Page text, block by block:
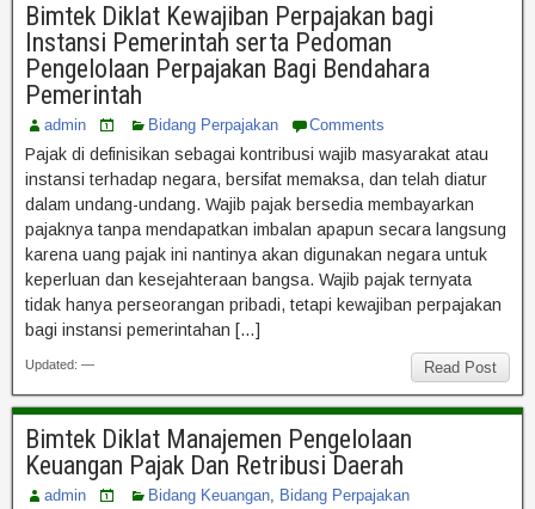
Bimtek Diklat Kewajiban Perpajakan bagi
Instansi Pemerintah serta Pedoman
Pengelolaan Perpajakan Bagi Bendahara
Pemerintah
admin Bidang Perpajakan Comments
Pajak di definisikan sebagai kontribusi wajib masyarakat atau
instansi terhadap negara, bersifat memaksa, dan telah diatur
dalam undang-undang. Wajib pajak bersedia membayarkan
pajaknya tanpa mendapatkan imbalan apapun secara langsung
karena uang pajak ini nantinya akan digunakan negara untuk
keperluan dan kesejahteraan bangsa. Wajib pajak ternyata
tidak hanya perseorangan pribadi, tetapi kewajiban perpajakan
bagi instansi pemerintahan […]
Read Post
Updated: —
Bimtek Diklat Manajemen Pengelolaan
Keuangan Pajak Dan Retribusi Daerah
admin Bidang Keuangan, Bidang Perpajakan